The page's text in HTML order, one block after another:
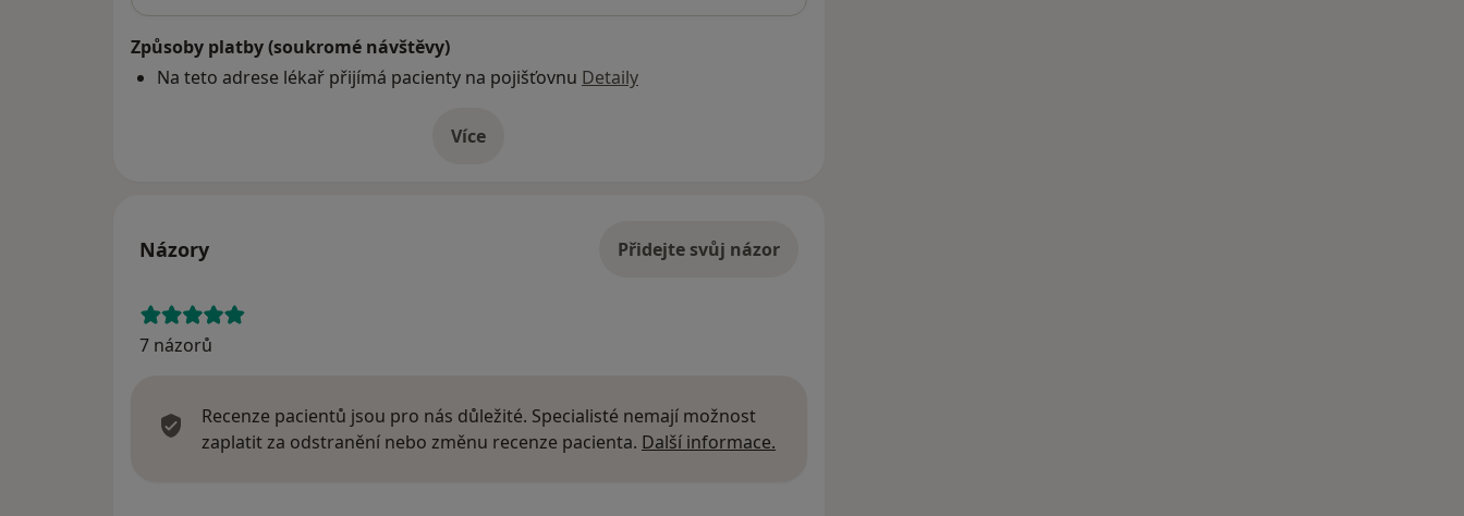
Způsoby platby (soukromé návštěvy)
Na teto adrese lékař přijímá pacienty na pojišťovnu Detaily
Víceo adrese
Názory Přidejte svůj názor
7 názorů
Recenze pacientů jsou pro nás důležité. Specialisté nemají možnost
zaplatit za odstranění nebo změnu recenze pacienta. Další informace.